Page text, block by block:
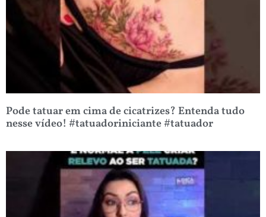
Pode tatuar em cima de cicatrizes? Entenda tudo
nesse vídeo! #tatuadoriniciante #tatuador